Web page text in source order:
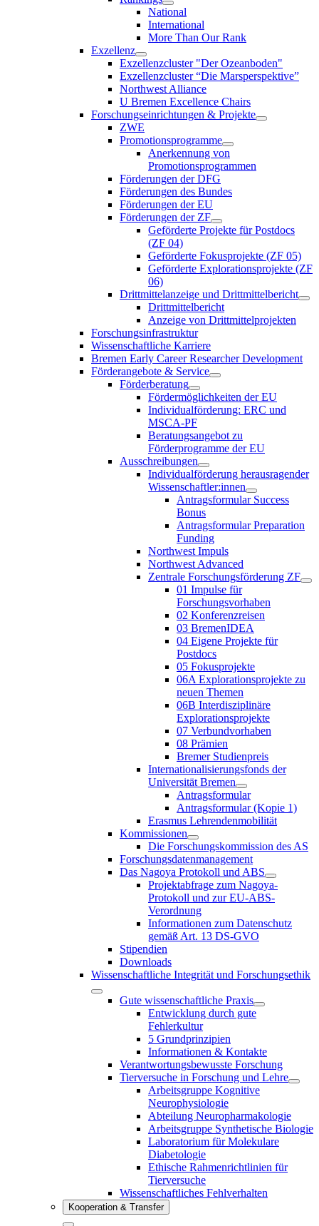
National
International
More Than Our Rank
Exzellenz
Exzellenzcluster "Der Ozeanboden"
Exzellenzcluster “Die Marsperspektive”
Northwest Alliance
U Bremen Excellence Chairs
Forschungseinrichtungen & Projekte
ZWE
Promotionsprogramme
Anerkennung von
Promotionsprogrammen
Förderungen der DFG
Förderungen des Bundes
Förderungen der EU
Förderungen der ZF
Geförderte Projekte für Postdocs
(ZF 04)
Geförderte Fokusprojekte (ZF 05)
Geförderte Explorationsprojekte (ZF
06)
Drittmittelanzeige und Drittmittelbericht
Drittmittelbericht
Anzeige von Drittmittelprojekten
Forschungsinfrastruktur
Wissenschaftliche Karriere
Bremen Early Career Researcher Development
Förderangebote & Service
Förderberatung
Fördermöglichkeiten der EU
Individualförderung: ERC und
MSCA-PF
Beratungsangebot zu
Förderprogramme der EU
Ausschreibungen
Individualförderung herausragender
Wissenschaftler:innen
Antragsformular Success
Bonus
Antragsformular Preparation
Funding
Northwest Impuls
Northwest Advanced
Zentrale Forschungsförderung ZF
01 Impulse für
Forschungsvorhaben
02 Konferenzreisen
03 BremenIDEA
04 Eigene Projekte für
Postdocs
05 Fokusprojekte
06A Explorationsprojekte zu
neuen Themen
06B Interdisziplinäre
Explorationsprojekte
07 Verbundvorhaben
08 Prämien
Bremer Studienpreis
Internationalisierungsfonds der
Universität Bremen
Antragsformular
Antragsformular (Kopie 1)
Erasmus Lehrendenmobilität
Kommissionen
Die Forschungskommission des AS
Forschungsdatenmanagement
Das Nagoya Protokoll und ABS
Projektabfrage zum Nagoya-
Protokoll und zur EU-ABS-
Verordnung
Informationen zum Datenschutz
gemäß Art. 13 DS-GVO
Stipendien
Downloads
Wissenschaftliche Integrität und Forschungsethik
Gute wissenschaftliche Praxis
Entwicklung durch gute
Fehlerkultur
5 Grundprinzipien
Informationen & Kontakte
Verantwortungsbewusste Forschung
Tierversuche in Forschung und Lehre
Arbeitsgruppe Kognitive
Neurophysiologie
Abteilung Neuropharmakologie
Arbeitsgruppe Synthetische Biologie
Laboratorium für Molekulare
Diabetologie
Ethische Rahmenrichtlinien für
Tierversuche
Wissenschaftliches Fehlverhalten
Kooperation & Transfer